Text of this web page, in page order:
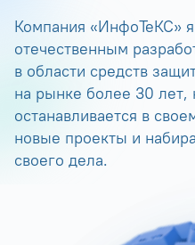
Компания «ИнфоТеКС»
отечественным
в области средств
на рынке более 30 лет,
останавливается в
новые проекты и
своего дела.